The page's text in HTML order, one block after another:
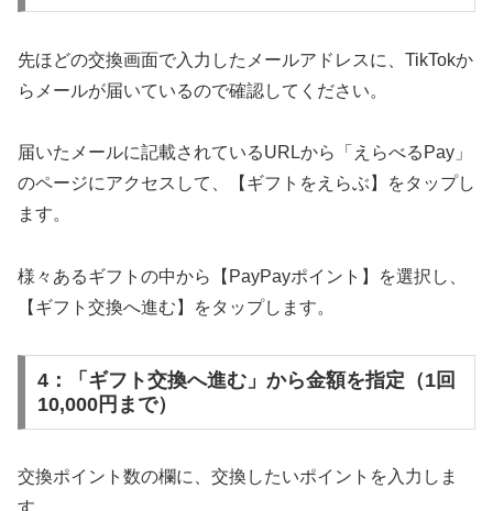
先ほどの交換画面で入力したメールアドレスに、TikTokか
らメールが届いているので確認してください。
届いたメールに記載されているURLから「えらべるPay」
のページにアクセスして、【ギフトをえらぶ】をタップし
ます。
様々あるギフトの中から【PayPayポイント】を選択し、
【ギフト交換へ進む】をタップします。
4：「ギフト交換へ進む」から金額を指定（1回
10,000円まで）
交換ポイント数の欄に、交換したいポイントを入力しま
す。